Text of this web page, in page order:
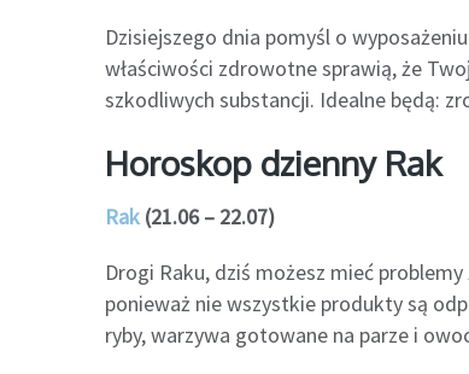
Dzisiejszego dnia pomyśl o
właściwości zdrowotne sprawią, że
szkodliwych substancji. Idealne będą:
Horoskop dzienny Rak
Rak (21.06 – 22.07)
Drogi Raku, dziś możesz mieć
ponieważ nie wszystkie produkty są
ryby, warzywa gotowane na parze i